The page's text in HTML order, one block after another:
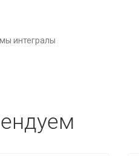
интегралы